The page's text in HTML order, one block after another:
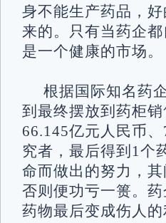
身不能生产药品，
来的。只有当药企
是一个健康的市场。
根据国际知名药
到最终摆放到药柜
66.145亿元人民币
究者，最后得到1个
命而做出的努力，
否则便功亏一篑。
药物最后变成伤人的